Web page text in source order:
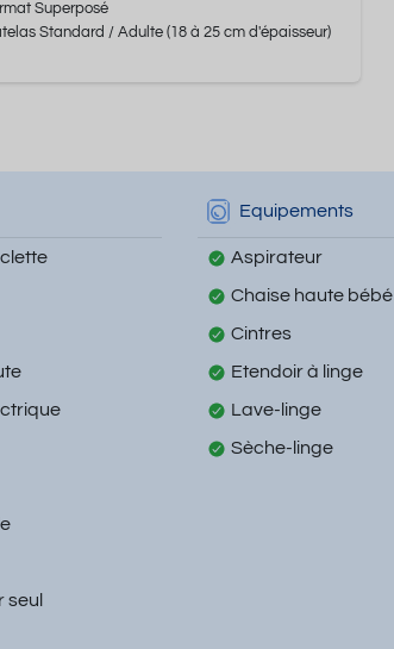
Superposé
Standard / Adulte(18 à 25 cm d'épaisseur)
seul
Equipements
Aspirateur
Chaise haute bébé
Cintres
Etendoir à linge
Lave-linge
Sèche-linge